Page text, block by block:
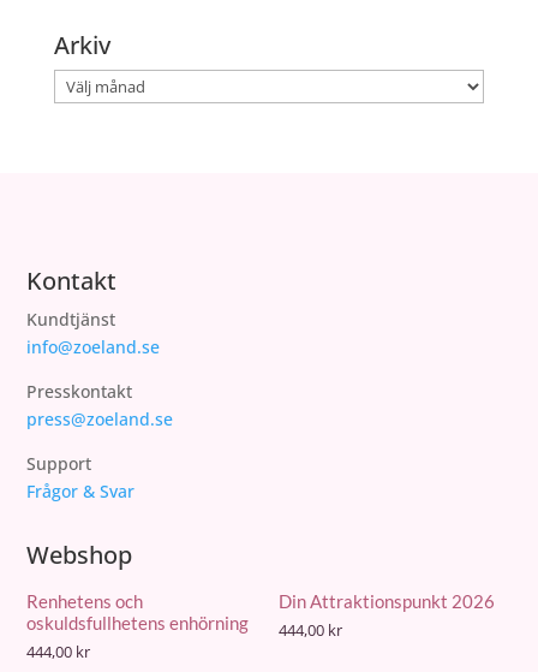
Arkiv
Arkiv
Kontakt
Kundtjänst
info@zoeland.se
Presskontakt
press@zoeland.se
Support
Frågor & Svar
Webshop
Renhetens och
oskuldsfullhetens enhörning
444,00 kr
Din Attraktionspunkt 2026
444,00 kr